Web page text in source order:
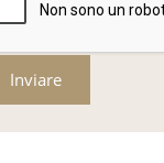
Inviare